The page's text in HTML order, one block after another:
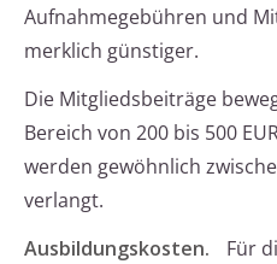
Aufnahmegebühren und
merklich günstiger.
Die Mitgliedsbeiträge
Bereich von 200 bis 500
werden gewöhnlich
verlangt.
Ausbildungskosten.
Für